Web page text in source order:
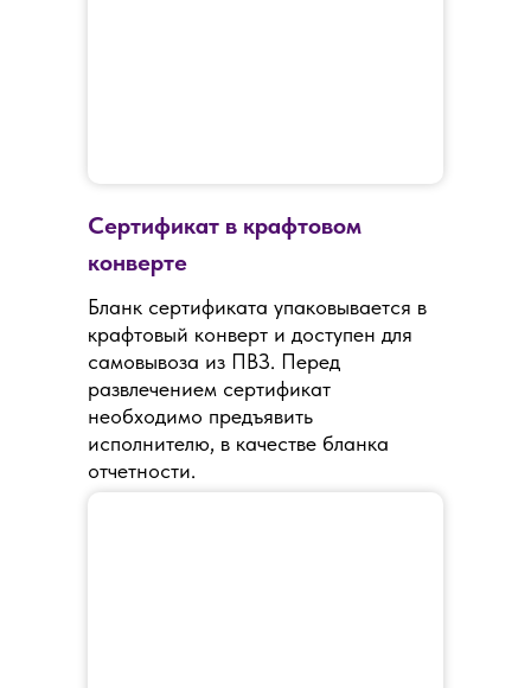
Сертификат в крафтовом
конверте
Бланк сертификата упаковывается в
крафтовый конверт и доступен для
самовывоза из ПВЗ. Перед
развлечением сертификат
необходимо предъявить
исполнителю, в качестве бланка
отчетности.